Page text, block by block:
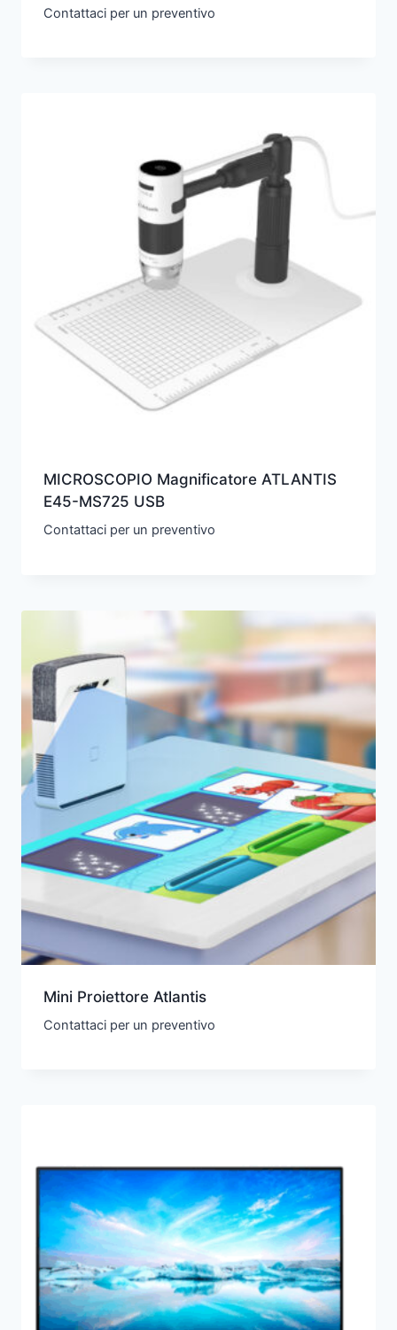
Contattaci per un preventivo
MICROSCOPIO Magnificatore ATLANTIS
E45-MS725 USB
Contattaci per un preventivo
Mini Proiettore Atlantis
Contattaci per un preventivo